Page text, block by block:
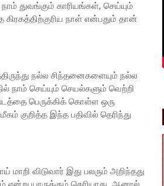
துவங்கும் காரியங்கள், செய்யும்
நாள் என்பதும் தான்
நல்ல சிந்தனைகளையும் நல்ல
நாம் செய்யும் செயல்களும் வெற்றி
பெருக்கிக் கொள்ள ஒரு
குறித்த இந்த பதிவில் தெரிந்து
மாறி விடுவார் இது பலரும் அறிந்தது